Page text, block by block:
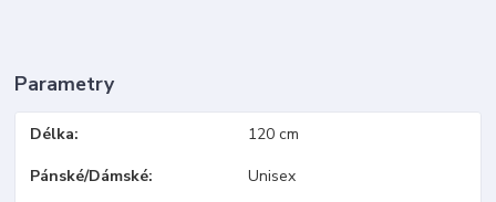
Parametry
Délka 120 cm
Pánské/Dámské Unisex